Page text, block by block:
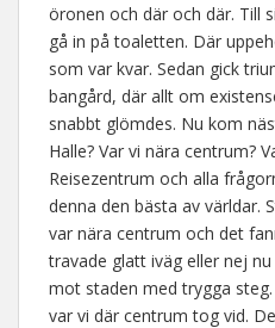
öronen och där och där. Till
gå in på toaletten. Där
som var kvar. Sedan gick
bangård, där allt om
snabbt glömdes. Nu kom
Halle? Var vi nära centrum?
Reisezentrum och alla
denna den bästa av världar.
var nära centrum och det
travade glatt iväg eller nej
mot staden med trygga
var vi där centrum tog vid.